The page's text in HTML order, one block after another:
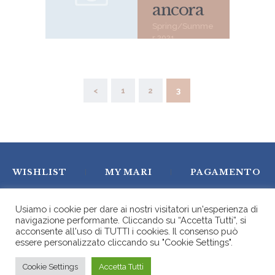
ancora
Spring/Summe
r 2021
Paginazione
articoli
< PAGE
1 PAGE
2 PAGE
3
WISHLIST MY MARI PAGAMENTO
IT11549130158 - C.F.: MGNMNG61A59D286A - REA
Usiamo i cookie per dare ai nostri visitatori un'esperienza di
navigazione performante. Cliccando su “Accetta Tutti”, si
acconsente all'uso di TUTTI i cookies. Il consenso può
essere personalizzato cliccando su "Cookie Settings".
Cookie Settings Accetta Tutti